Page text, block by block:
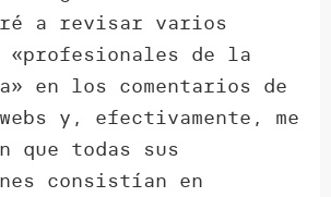
a revisar varios
de la
en los comentarios de
y, efectivamente, me
que todas sus
consistían en